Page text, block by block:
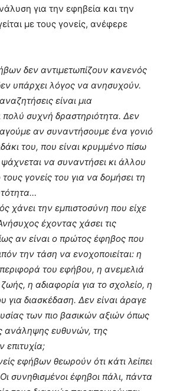
για την εφηβεία και την
με τους γονείς, ανέφερε
δεν αντιμετωπίζουν κανενός
υπάρχει λόγος να ανησυχούν.
είναι μια
πολύ συχνή δραστηριότητα. Δεν
αν συναντήσουμε ένα γονιό
του, που είναι κρυμμένο πίσω
να συναντήσει κι άλλου
γονείς του για να δομήσει τη
χάνει την εμπιστοσύνη που είχε
έχοντας χάσει τις
αν είναι ο πρώτος έφηβος που
την τάση να ενοχοποιείται: η
του εφήβου, η ανεμελιά
ζωής, η αδιαφορία για το σχολείο, η
για διασκέδαση. Δεν είναι άραγε
των πιο βασικών αξιών όπως
ανάληψης ευθυνών, της
επιτυχία;
εφήβων θεωρούν ότι κάτι λείπει
συνηθισμένοι έφηβοι πάλι, πάντα